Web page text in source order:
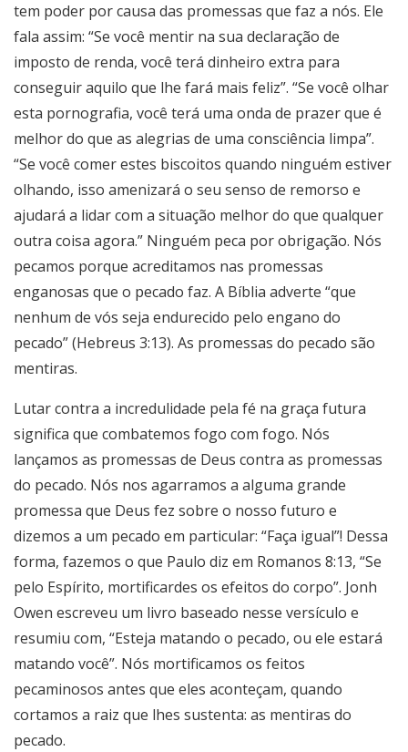
tem poder por causa das promessas que faz a nós. Ele
fala assim: “Se você mentir na sua declaração de
imposto de renda, você terá dinheiro extra para
conseguir aquilo que lhe fará mais feliz”. “Se você olhar
esta pornografia, você terá uma onda de prazer que é
melhor do que as alegrias de uma consciência limpa”.
“Se você comer estes biscoitos quando ninguém estiver
olhando, isso amenizará o seu senso de remorso e
ajudará a lidar com a situação melhor do que qualquer
outra coisa agora.” Ninguém peca por obrigação. Nós
pecamos porque acreditamos nas promessas
enganosas que o pecado faz. A Bíblia adverte “que
nenhum de vós seja endurecido pelo engano do
pecado” (Hebreus 3:13). As promessas do pecado são
mentiras.
Lutar contra a incredulidade pela fé na graça futura
significa que combatemos fogo com fogo. Nós
lançamos as promessas de Deus contra as promessas
do pecado. Nós nos agarramos a alguma grande
promessa que Deus fez sobre o nosso futuro e
dizemos a um pecado em particular: “Faça igual”! Dessa
forma, fazemos o que Paulo diz em Romanos 8:13, “Se
pelo Espírito, mortificardes os efeitos do corpo”. Jonh
Owen escreveu um livro baseado nesse versículo e
resumiu com, “Esteja matando o pecado, ou ele estará
matando você”. Nós mortificamos os feitos
pecaminosos antes que eles aconteçam, quando
cortamos a raiz que lhes sustenta: as mentiras do
pecado.